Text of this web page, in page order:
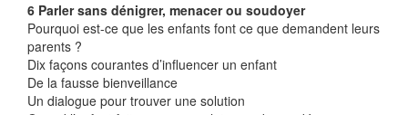
6 Parler sans dénigrer, menacer ou soudoyer
Pourquoi est-ce que les enfants font ce que demandent leurs
parents ?
Dix façons courantes d’influencer un enfant
De la fausse bienveillance
Un dialogue pour trouver une solution